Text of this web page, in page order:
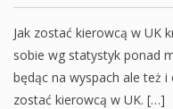
Jak zostać kierowcą w UK
sobie wg statystyk ponad
będąc na wyspach ale też
zostać kierowcą w UK. […]